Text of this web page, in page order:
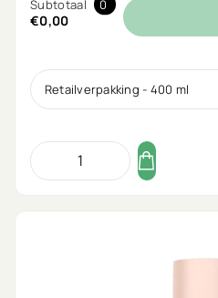
Subtotaal 0
€0,00